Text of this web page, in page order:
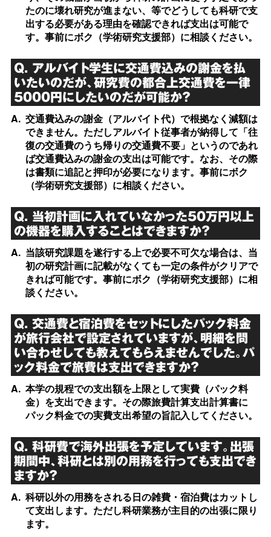
たのに壊れ研究が進まない、等でどうしても科研で支
出する必要がある理由を確認できれば支出は可能で
す。事前にボク（学術研究支援部）に相談ください。
Q. アルバイト学生に交通費込みの謝金を払
いたいのだが、研究費の都合上交通費を一律
5000円にしたいのだが可能か？
A. 交通費込みの謝金（アルバイト代）で根拠なく減額は
できません。ただしアルバイト従事者が納得して「往
復の交通費のうち帰りの交通費不要」というのであれ
ば交通費込みの謝金の支出は可能です。なお、その際
は書類に追記と押印が必要になります。事前にボク
（学術研究支援部）に相談ください。
Q. 当初計画に入れていなかった50万円以上
の機器を購入することはできますか？
A. 当該研究課題を遂行する上で必要不可欠な場合は、当
初の研究計画に記載がなくても一定の条件がクリアで
きれば可能です。事前にボク（学術研究支援部）に相
談ください。
Q. 交通費と宿泊費をセットにしたパック料金
が旅行会社で設定されていますが、明細を問
い合わせしても教えてもらえませんでした。パ
ック料金で旅費は支出できますか？
A. 本学の規程での支出額を上限として実費（パック料
金）を支出できます。その際旅費計算支出計算書に
パック料金での実費支出希望の旨記入してください。
Q. 科研費で海外出張を予定しています。出張
期間中、科研とは別の用務を行っても支出でき
ますか？
A. 科研以外の用務をされる日の雑費・宿泊費はカットし
て支出します。ただし科研業務が主目的の出張に限り
ます。